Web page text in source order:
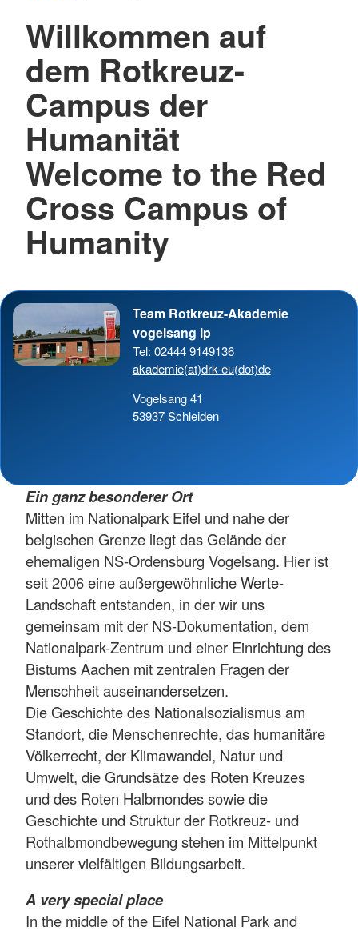
Willkommen auf
dem Rotkreuz-
Campus der
Humanität
Welcome to the Red
Cross Campus of
Humanity
Team Rotkreuz-Akademie
vogelsang ip
Tel: 02444 9149136
akademie(at)drk-eu(dot)de
Vogelsang 41
53937 Schleiden
Ein ganz besonderer Ort
Mitten im Nationalpark Eifel und nahe der
belgischen Grenze liegt das Gelände der
ehemaligen NS-Ordensburg Vogelsang. Hier ist
seit 2006 eine außergewöhnliche Werte-
Landschaft entstanden, in der wir uns
gemeinsam mit der NS-Dokumentation, dem
Nationalpark-Zentrum und einer Einrichtung des
Bistums Aachen mit zentralen Fragen der
Menschheit auseinandersetzen.
Die Geschichte des Nationalsozialismus am
Standort, die Menschenrechte, das humanitäre
Völkerrecht, der Klimawandel, Natur und
Umwelt, die Grundsätze des Roten Kreuzes
und des Roten Halbmondes sowie die
Geschichte und Struktur der Rotkreuz- und
Rothalbmondbewegung stehen im Mittelpunkt
unserer vielfältigen Bildungsarbeit.
A very special place
In the middle of the Eifel National Park and